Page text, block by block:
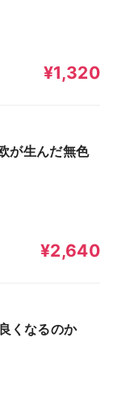
¥1,320
が生んだ無色
¥2,640
くなるのか